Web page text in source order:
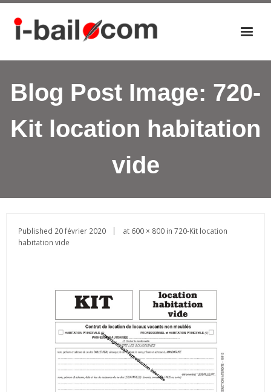
Actualités
Nos éditions
r
Blog Post Image: 720-
Kit location habitation
vide
Published 20 février 2020 at 600 × 800 in 720-Kit location
habitation vide